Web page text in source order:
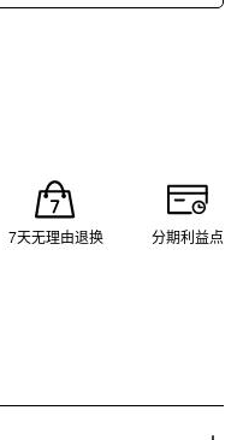
7天无理由退换 分期利益点